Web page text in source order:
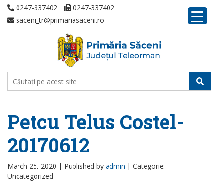
0247-337402
0247-337402
saceni_tr@primariasaceni.ro
Petcu Telus Costel-
20170612
March 25, 2020 | Published by admin | Categorie:
Uncategorized